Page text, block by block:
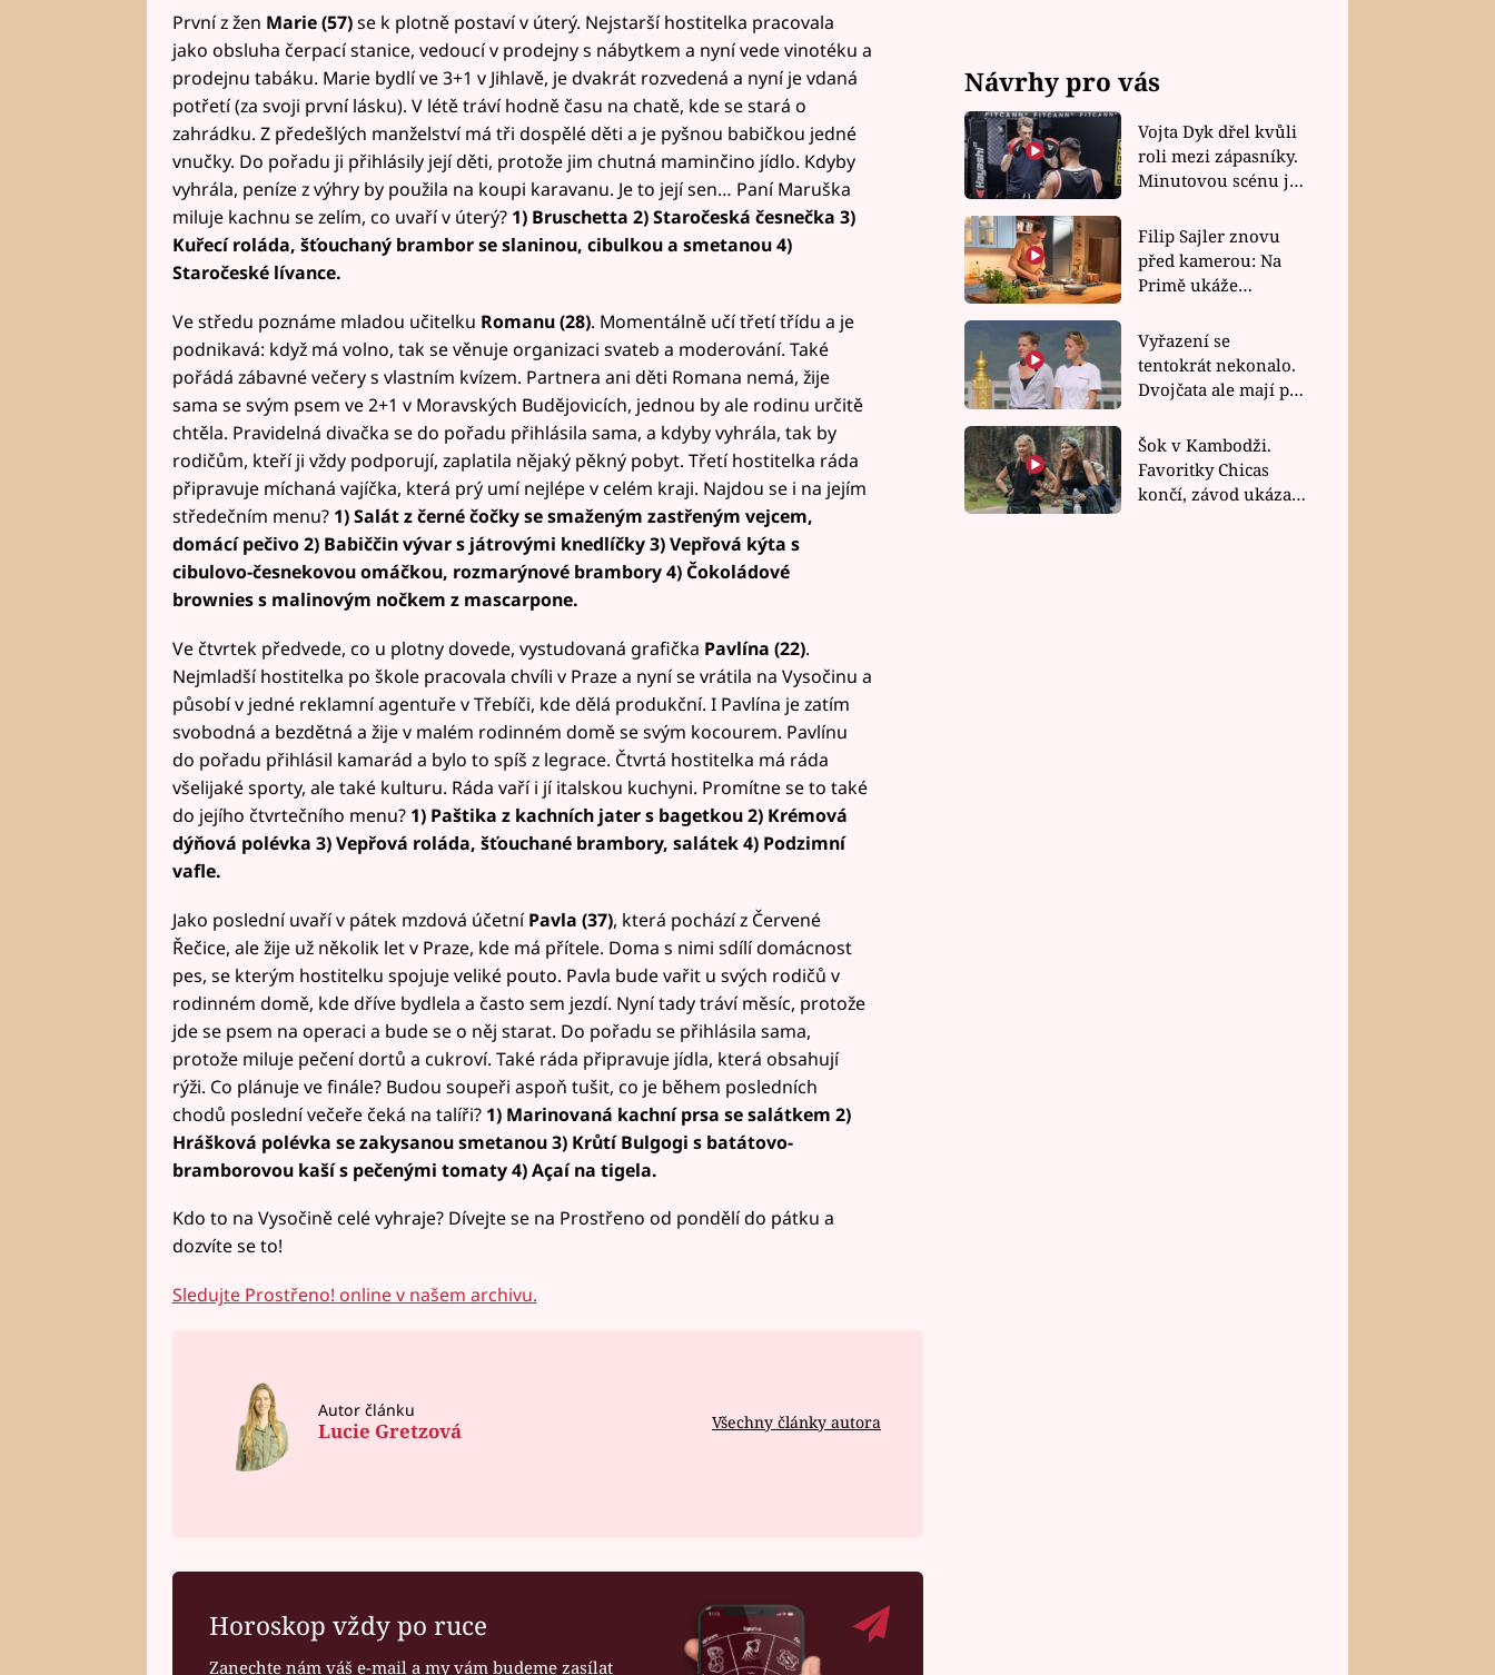
První z žen Marie (57)se k plotně postaví v úterý. Nejstarší hostitelka pracovala
jako obsluha čerpací stanice, vedoucí v prodejny s nábytkem a nyní vede vinotéku a
prodejnu tabáku. Marie bydlí ve 3+1 v Jihlavě, je dvakrát rozvedená a nyní je vdaná
potřetí (za svoji první lásku). V létě tráví hodně času na chatě, kde se stará o
zahrádku. Z předešlých manželství má tři dospělé děti a je pyšnou babičkou jedné
vnučky. Do pořadu ji přihlásily její děti, protože jim chutná maminčino jídlo. Kdyby
vyhrála, peníze z výhry by použila na koupi karavanu. Je to její sen… Paní Maruška
miluje kachnu se zelím, co uvaří v úterý? 1) Bruschetta 2) Staročeská česnečka 3)
Kuřecí roláda, šťouchaný brambor se slaninou, cibulkou a smetanou 4)
Staročeské lívance.
Ve středu poznáme mladou učitelku Romanu (28). Momentálně učí třetí třídu a je
podnikavá: když má volno, tak se věnuje organizaci svateb a moderování. Také
pořádá zábavné večery s vlastním kvízem. Partnera ani děti Romana nemá, žije
sama se svým psem ve 2+1 v Moravských Budějovicích, jednou by ale rodinu určitě
chtěla. Pravidelná divačka se do pořadu přihlásila sama, a kdyby vyhrála, tak by
rodičům, kteří ji vždy podporují, zaplatila nějaký pěkný pobyt. Třetí hostitelka ráda
připravuje míchaná vajíčka, která prý umí nejlépe v celém kraji. Najdou se i na jejím
středečním menu? 1) Salát z černé čočky se smaženým zastřeným vejcem,
domácí pečivo 2) Babiččin vývar s játrovými knedlíčky 3) Vepřová kýta s
cibulovo-česnekovou omáčkou, rozmarýnové brambory 4) Čokoládové
brownies s malinovým nočkem z mascarpone.
Ve čtvrtek předvede, co u plotny dovede, vystudovaná grafička Pavlína (22).
Nejmladší hostitelka po škole pracovala chvíli v Praze a nyní se vrátila na Vysočinu a
působí v jedné reklamní agentuře v Třebíči, kde dělá produkční. I Pavlína je zatím
svobodná a bezdětná a žije v malém rodinném domě se svým kocourem. Pavlínu
do pořadu přihlásil kamarád a bylo to spíš z legrace. Čtvrtá hostitelka má ráda
všelijaké sporty, ale také kulturu. Ráda vaří i jí italskou kuchyni. Promítne se to také
do jejího čtvrtečního menu? 1) Paštika z kachních jater s bagetkou 2) Krémová
dýňová polévka 3) Vepřová roláda, šťouchané brambory, salátek 4) Podzimní
vafle.
Jako poslední uvaří v pátek mzdová účetníPavla (37), která pochází z Červené
Řečice, ale žije už několik let v Praze, kde má přítele. Doma s nimi sdílí domácnost
pes, se kterým hostitelku spojuje veliké pouto. Pavla bude vařit u svých rodičů v
rodinném domě, kde dříve bydlela a často sem jezdí. Nyní tady tráví měsíc, protože
jde se psem na operaci a bude se o něj starat. Do pořadu se přihlásila sama,
protože miluje pečení dortů a cukroví. Také ráda připravuje jídla, která obsahují
rýži. Co plánuje ve finále? Budou soupeři aspoň tušit, co je během posledních
chodů poslední večeře čeká na talíři? 1) Marinovaná kachní prsa se salátkem 2)
Hrášková polévka se zakysanou smetanou 3) Krůtí Bulgogi s batátovo-
bramborovou kaší s pečenými tomaty 4) Açaí na tigela.
Kdo to na Vysočině celé vyhraje? Dívejte se na Prostřeno od pondělí do pátku a
dozvíte se to!
Sledujte Prostřeno! online v našem archivu.
Autor článku
Lucie Gretzová Všechny články autora
Horoskop vždy po ruce
Zanechte nám váš e-mail a my vám budeme zasílat
Návrhy pro vás
Vojta Dyk dřel kvůli
roli mezi zápasníky.
Minutovou scénu jel
Filip Sajler znovu
před kamerou: Na
Primě ukáže
rychlé recepty
Vyřazení se
tentokrát nekonalo.
Dvojčata ale mají po
závodu nůž na krku
Šok v Kambodži.
Favoritky Chicas
končí, závod ukázal